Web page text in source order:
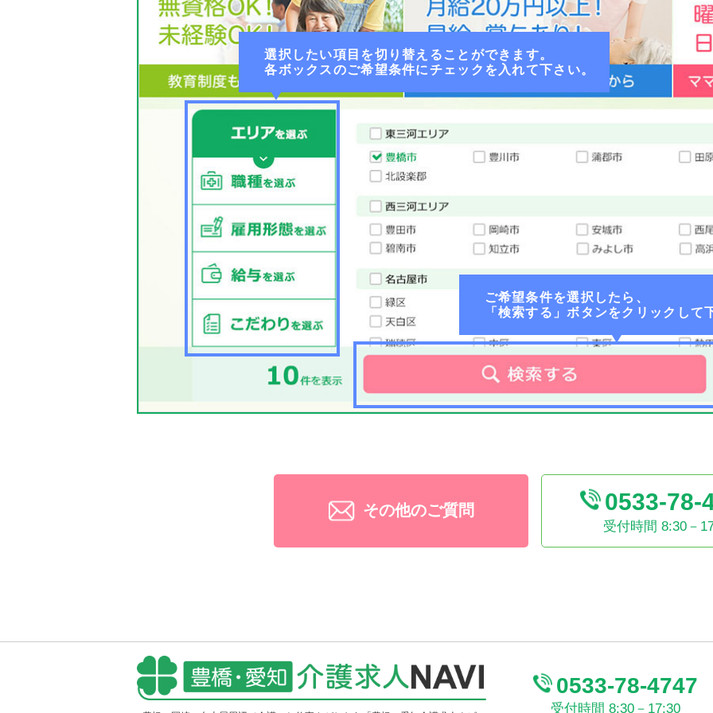
選択したい項目を切り替えることができます。
各ボックスのご希望条件にチェックを入れて下さい。
ご希望条件を選択したら、
「検索する」ボタンをクリックして
その他のご質問 0533-78-
受付時間 8:30－
0533-78-4747
受付時間 8:30－17:30